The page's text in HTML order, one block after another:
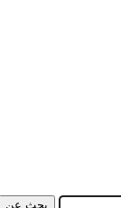
بحث عن